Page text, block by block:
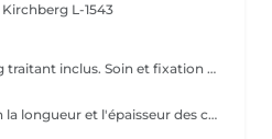
Kirchberg L-1543
Diagnostique + Shampooing traitant inclus. Soin et fixation en supplément. Les prix peuvent varier selon la longueur et l'épaisseur des cheveux.
Les prix peuvent varier selon la longueur et l'épaisseur des cheveux.